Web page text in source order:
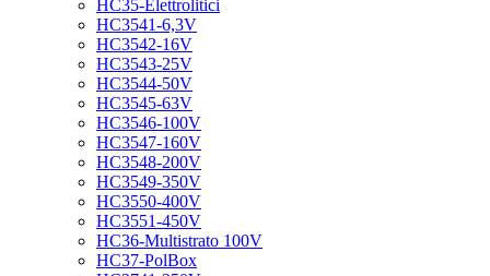
HC35-Elettrolitici
HC3541-6,3V
HC3542-16V
HC3543-25V
HC3544-50V
HC3545-63V
HC3546-100V
HC3547-160V
HC3548-200V
HC3549-350V
HC3550-400V
HC3551-450V
HC36-Multistrato 100V
HC37-PolBox